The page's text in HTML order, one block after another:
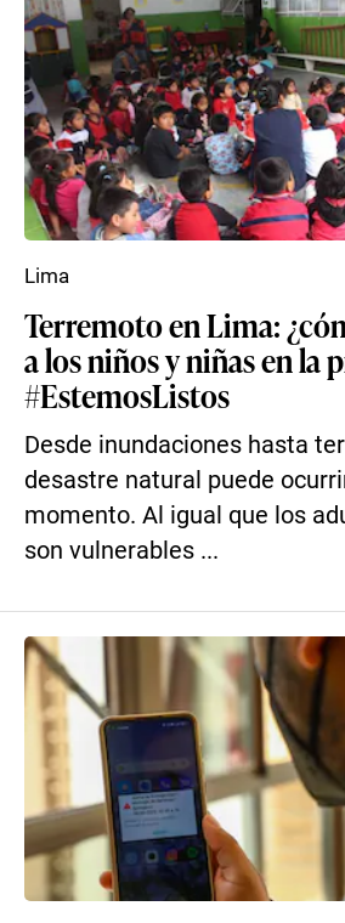
Terremoto en Lima:
a los niños y niñas en la
#EstemosListos
Desde inundaciones hasta
desastre natural puede
momento. Al igual que los
son vulnerables ...
Lima